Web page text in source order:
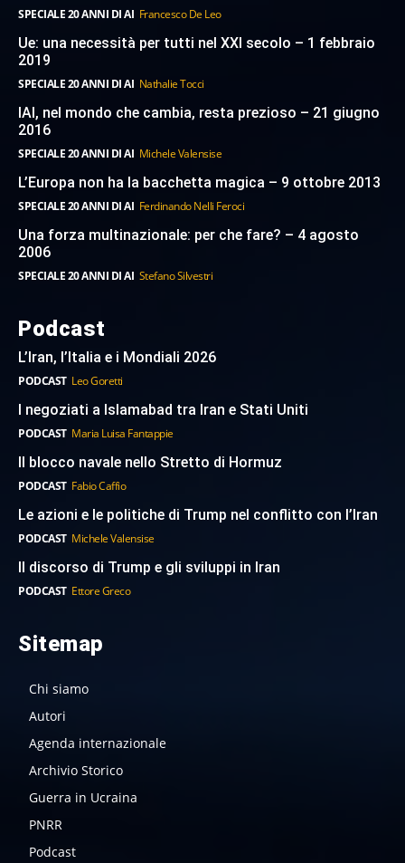
SPECIALE 20 ANNI DI AI Francesco De Leo
Ue: una necessità per tutti nel XXI secolo – 1 febbraio
2019
SPECIALE 20 ANNI DI AI Nathalie Tocci
IAI, nel mondo che cambia, resta prezioso – 21 giugno
2016
SPECIALE 20 ANNI DI AI Michele Valensise
L’Europa non ha la bacchetta magica – 9 ottobre 2013
SPECIALE 20 ANNI DI AI Ferdinando Nelli Feroci
Una forza multinazionale: per che fare? – 4 agosto
2006
SPECIALE 20 ANNI DI AI Stefano Silvestri
Podcast
L’Iran, l’Italia e i Mondiali 2026
PODCAST Leo Goretti
I negoziati a Islamabad tra Iran e Stati Uniti
PODCAST Maria Luisa Fantappie
Il blocco navale nello Stretto di Hormuz
PODCAST Fabio Caffio
Le azioni e le politiche di Trump nel conflitto con l’Iran
PODCAST Michele Valensise
Il discorso di Trump e gli sviluppi in Iran
PODCAST Ettore Greco
Sitemap
Chi siamo
Autori
Agenda internazionale
Archivio Storico
Guerra in Ucraina
PNRR
Podcast